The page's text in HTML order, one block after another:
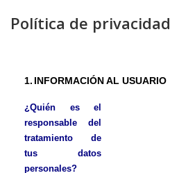
Política de privacidad
1. INFORMACIÓN AL USUARIO
¿Quién es el
responsable del
tratamiento de
tus datos
personales?